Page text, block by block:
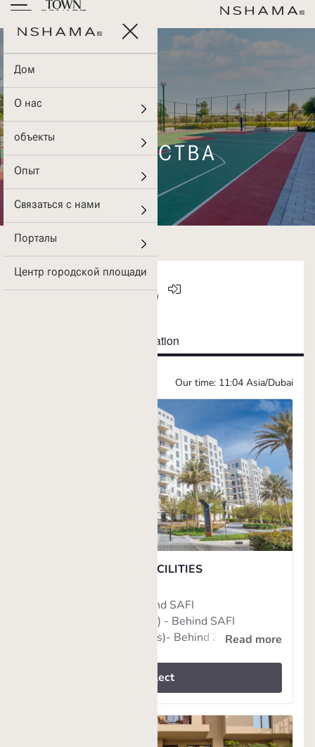
Дом
О нас
объекты
Опыт
Связаться с нами
Порталы
Центр городской площади
УДОБСТВА